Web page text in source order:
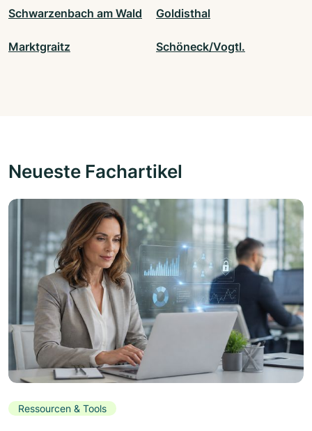
Schwarzenbach am Wald Goldisthal
Marktgraitz Schöneck/Vogtl.
Neueste Fachartikel
Ressourcen & Tools